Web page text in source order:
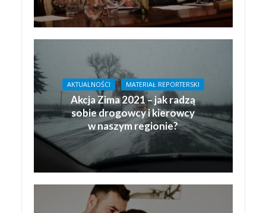
AKTUALNOŚCI MATERIAŁ REPORTERSKI
Akcja Zima 2021 – jak radzą
sobie drogowcy i kierowcy
w naszym regionie?